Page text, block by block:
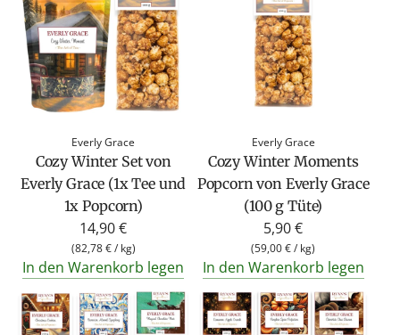
Everly Grace
Cozy Winter Set von
Everly Grace (1x Tee und
1x Popcorn)
14,90 €
(82,78 €/ kg)
In den Warenkorb legen
Everly Grace
Cozy Winter Moments
Popcorn von Everly Grace
(100 g Tüte)
5,90 €
(59,00 €/ kg)
In den Warenkorb legen